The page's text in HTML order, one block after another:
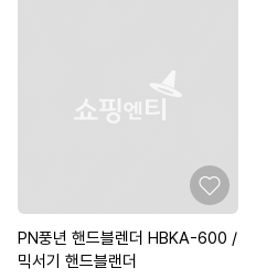
PN풍년 핸드블렌더 HBKA-600 /
믹서기 핸드블랜더